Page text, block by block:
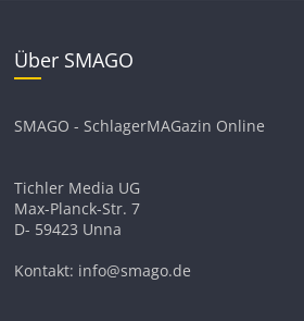
Über SMAGO
SMAGO - SchlagerMAGazin Online
Tichler Media UG
Max-Planck-Str. 7
D- 59423 Unna
Kontakt: info@smago.de